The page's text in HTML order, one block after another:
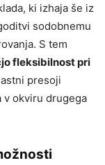
ki izhaja še iz
sodobnemu
S tem
fleksibilnost pri
presoji
v okviru drugega